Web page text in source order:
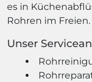
es in
Rohren im Freien.
Unser